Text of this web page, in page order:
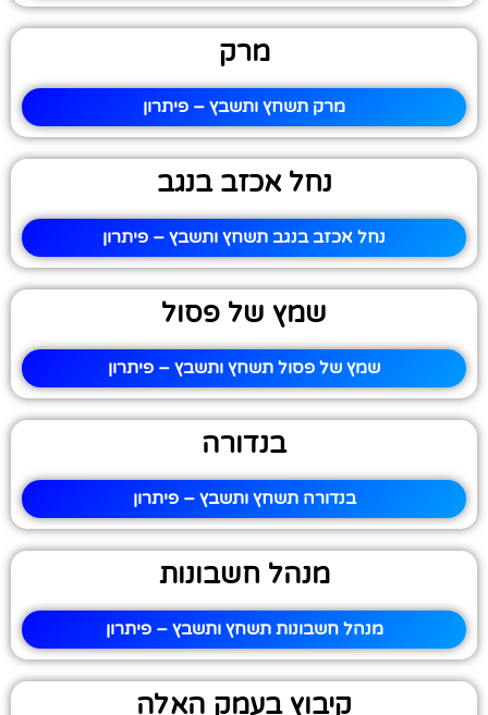
מרק
מרק תשחץ ותשבץ – פיתרון
נחל אכזב בנגב
נחל אכזב בנגב תשחץ ותשבץ – פיתרון
שמץ של פסול
שמץ של פסול תשחץ ותשבץ – פיתרון
בנדורה
בנדורה תשחץ ותשבץ – פיתרון
מנהל חשבונות
מנהל חשבונות תשחץ ותשבץ – פיתרון
קיבוץ בעמק האלה